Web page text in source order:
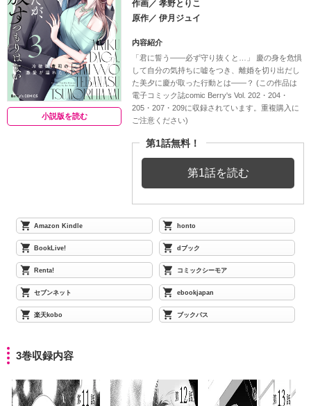
小説版を読む
作画／ 孝野とりこ
原作／ 伊月ジュイ
内容紹介
「君に誓う――必ず守り抜くと…」 慶の身を危惧
して自分の気持ちに嘘をつき、離婚を切り出だし
た美夕に慶が取った行動とは――？ (この作品は
電子コミック誌comic Berry's Vol. 202・204・
205・207・209に収録されています。重複購入に
ご注意ください)
第1話無料！
第1話を読む
Amazon Kindle honto
BookLive! dブック
Renta! コミックシーモア
セブンネット ebookjapan
楽天kobo ブックパス
3巻収録内容